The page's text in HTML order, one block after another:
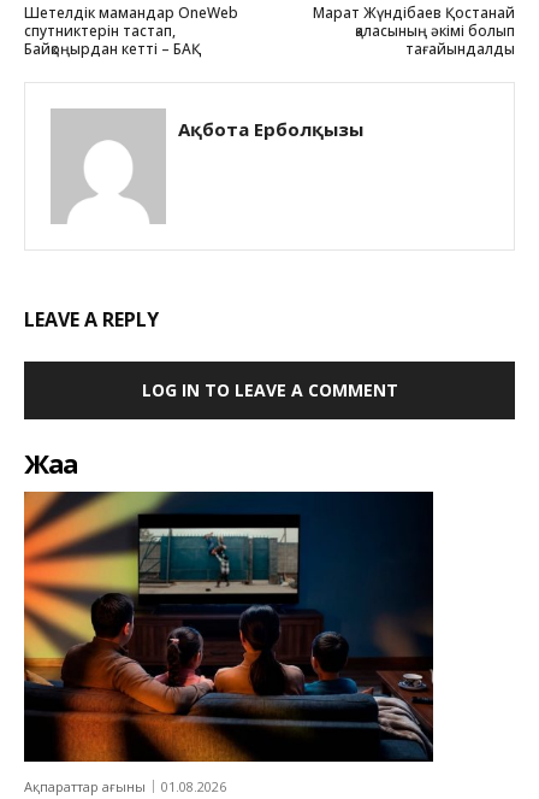
Шетелдік мамандар OneWeb
спутниктерін тастап,
Байқоңырдан кетті – БАҚ
Марат Жүндібаев Қостанай
қаласының әкімі болып
тағайындалды
Ақбота Ерболқызы
LEAVE A REPLY
LOG IN TO LEAVE A COMMENT
Жаңа
Ақпараттар ағыны 01.08.2026